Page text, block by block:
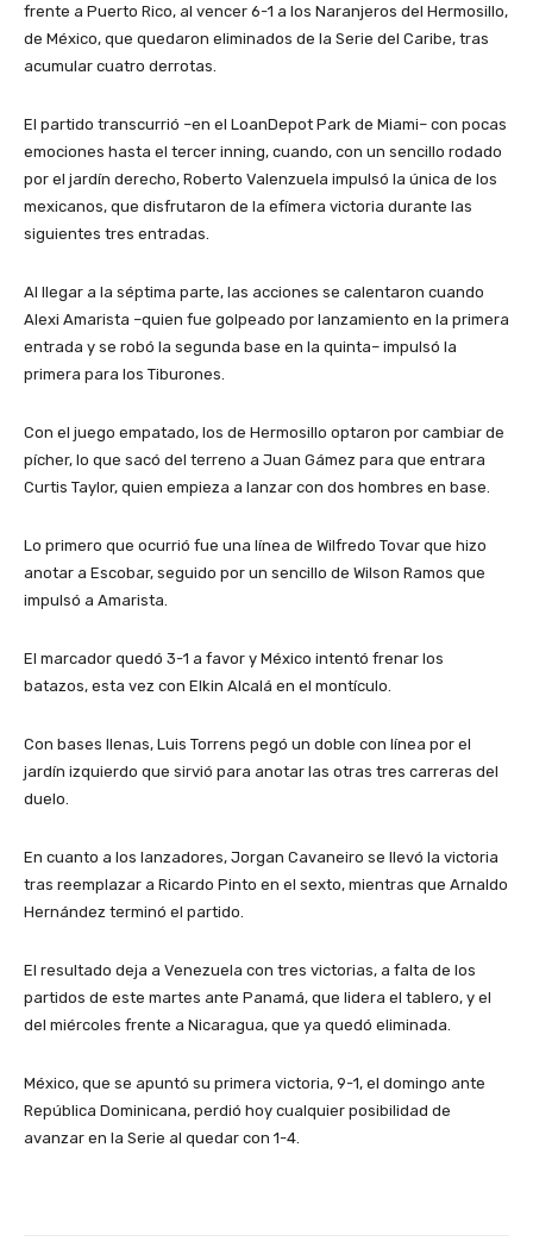
frente a Puerto Rico, al vencer 6-1 a los Naranjeros del Hermosillo,
de México, que quedaron eliminados de la Serie del Caribe, tras
acumular cuatro derrotas.
El partido transcurrió –en el LoanDepot Park de Miami– con pocas
emociones hasta el tercer inning, cuando, con un sencillo rodado
por el jardín derecho, Roberto Valenzuela impulsó la única de los
mexicanos, que disfrutaron de la efímera victoria durante las
siguientes tres entradas.
Al llegar a la séptima parte, las acciones se calentaron cuando
Alexi Amarista –quien fue golpeado por lanzamiento en la primera
entrada y se robó la segunda base en la quinta– impulsó la
primera para los Tiburones.
Con el juego empatado, los de Hermosillo optaron por cambiar de
pícher, lo que sacó del terreno a Juan Gámez para que entrara
Curtis Taylor, quien empieza a lanzar con dos hombres en base.
Lo primero que ocurrió fue una línea de Wilfredo Tovar que hizo
anotar a Escobar, seguido por un sencillo de Wilson Ramos que
impulsó a Amarista.
El marcador quedó 3-1 a favor y México intentó frenar los
batazos, esta vez con Elkin Alcalá en el montículo.
Con bases llenas, Luis Torrens pegó un doble con línea por el
jardín izquierdo que sirvió para anotar las otras tres carreras del
duelo.
En cuanto a los lanzadores, Jorgan Cavaneiro se llevó la victoria
tras reemplazar a Ricardo Pinto en el sexto, mientras que Arnaldo
Hernández terminó el partido.
El resultado deja a Venezuela con tres victorias, a falta de los
partidos de este martes ante Panamá, que lidera el tablero, y el
del miércoles frente a Nicaragua, que ya quedó eliminada.
México, que se apuntó su primera victoria, 9-1, el domingo ante
República Dominicana, perdió hoy cualquier posibilidad de
avanzar en la Serie al quedar con 1-4.